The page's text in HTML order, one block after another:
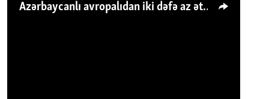
Azərbaycanlı avropalıdan iki dəfə az ət yeyir, amma... 'Qiymət artımı qaçılmazdır'